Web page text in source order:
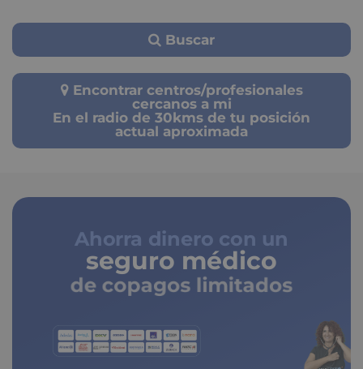
Buscar
Encontrar centros/profesionales
cercanos a mi
En el radio de 30kms de tu posición
actual aproximada
Ahorra dinero con un
seguro médico
de copagos limitados